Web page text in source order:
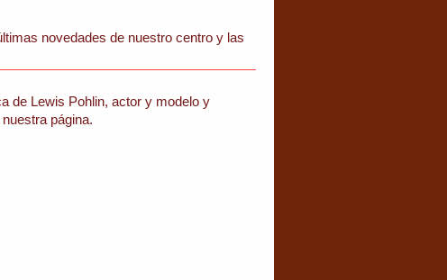
novedades de nuestro centro y las
de Lewis Pohlin, actor y modelo y
página.